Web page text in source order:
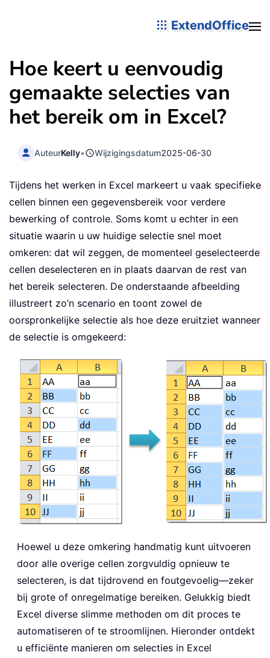
ExtendOffice
Hoe keert u eenvoudig
gemaakte selecties van
het bereik om in Excel?
AuteurKelly• Wijzigingsdatum2025-06-30
Tijdens het werken in Excel markeert u vaak specifieke
cellen binnen een gegevensbereik voor verdere
bewerking of controle. Soms komt u echter in een
situatie waarin u uw huidige selectie snel moet
omkeren: dat wil zeggen, de momenteel geselecteerde
cellen deselecteren en in plaats daarvan de rest van
het bereik selecteren. De onderstaande afbeelding
illustreert zo’n scenario en toont zowel de
oorspronkelijke selectie als hoe deze eruitziet wanneer
de selectie is omgekeerd:
Hoewel u deze omkering handmatig kunt uitvoeren
door alle overige cellen zorgvuldig opnieuw te
selecteren, is dat tijdrovend en foutgevoelig—zeker
bij grote of onregelmatige bereiken. Gelukkig biedt
Excel diverse slimme methoden om dit proces te
automatiseren of te stroomlijnen. Hieronder ontdekt
u efficiënte manieren om selecties in Excel